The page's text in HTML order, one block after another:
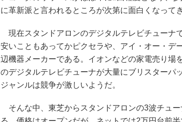
に革新派と言われるところが次第に面白くなって
現在スタンドアロンのデジタルテレビチューナ
安いこともあってかピクセラや、アイ・オー・デ
辺機器メーカーである。イオンなどの家電売り場
のデジタルテレビチューナが大量にブリスターパ
ジャンルは競争が激しいようだ。
そんな中、東芝からスタンドアロンの3波チュ